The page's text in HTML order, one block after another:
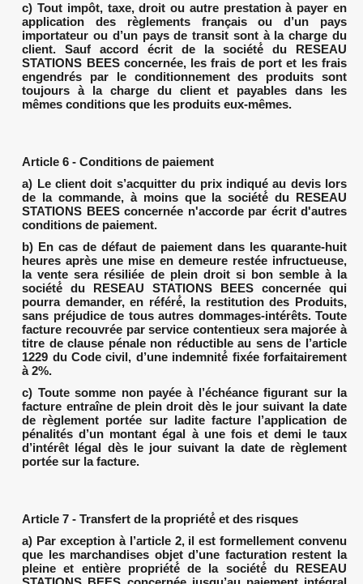
c) Tout impôt, taxe, droit ou autre prestation à payer en
application des règlements français ou d’un pays
importateur ou d’un pays de transit sont à la charge du
client. Sauf accord écrit de la société́ du RESEAU
STATIONS BEES concernée, les frais de port et les frais
engendrés par le conditionnement des produits sont
toujours à la charge du client et payables dans les
mêmes conditions que les produits eux-mêmes.
Article 6 - Conditions de paiement
a) Le client doit s’acquitter du prix indiqué au devis lors
de la commande, à moins que la société́ du RESEAU
STATIONS BEES concernée n'accorde par écrit d'autres
conditions de paiement.
b) En cas de défaut de paiement dans les quarante-huit
heures après une mise en demeure restée infructueuse,
la vente sera résiliée de plein droit si bon semble à la
société́ du RESEAU STATIONS BEES concernée qui
pourra demander, en référé́, la restitution des Produits,
sans préjudice de tous autres dommages-intérêts. Toute
facture recouvrée par service contentieux sera majorée à
titre de clause pénale non réductible au sens de l’article
1229 du Code civil, d’une indemnité́ fixée forfaitairement
à 2%.
c) Toute somme non payée à l’échéance figurant sur la
facture entraîne de plein droit dès le jour suivant la date
de règlement portée sur ladite facture l’application de
pénalités d’un montant égal à une fois et demi le taux
d’intérêt légal dès le jour suivant la date de règlement
portée sur la facture.
Article 7 - Transfert de la propriété́ et des risques
a) Par exception à l’article 2, il est formellement convenu
que les marchandises objet d’une facturation restent la
pleine et entière propriété́ de la société́ du RESEAU